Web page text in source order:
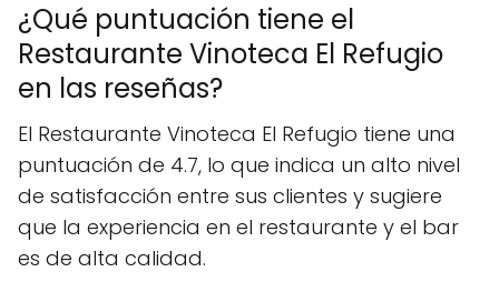
¿Qué puntuación tiene el
Restaurante Vinoteca El Refugio
en las reseñas?
El Restaurante Vinoteca El Refugio tiene una
puntuación de 4.7, lo que indica un alto nivel
de satisfacción entre sus clientes y sugiere
que la experiencia en el restaurante y el bar
es de alta calidad.